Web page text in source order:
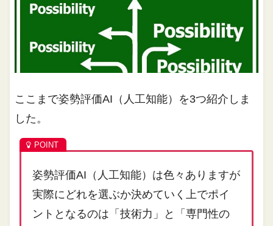
ここまで姿勢評価AI（人工知能）を3つ紹介しま
した。
姿勢評価AI（人工知能）は色々ありますが
実際にどれを選ぶか決めていく上でポイ
ントとなるのは「技術力」と「専門性の